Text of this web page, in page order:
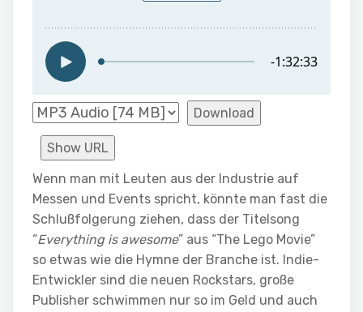
Download
Show URL
Wenn man mit Leuten aus der Industrie auf
Messen und Events spricht, könnte man fast die
Schlußfolgerung ziehen, dass der Titelsong
“Everything is awesome” aus “The Lego Movie”
so etwas wie die Hymne der Branche ist. Indie-
Entwickler sind die neuen Rockstars, große
Publisher schwimmen nur so im Geld und auch